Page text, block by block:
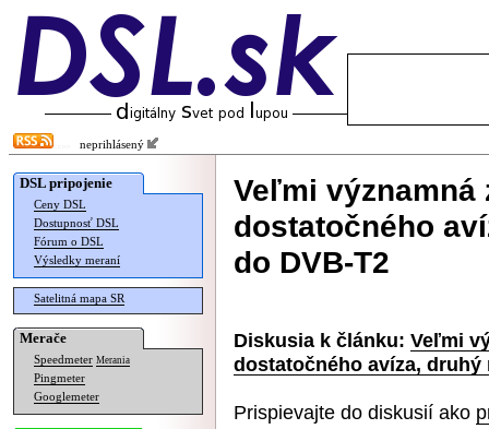
neprihlásený
DSL pripojenie
Ceny DSL
Dostupnosť DSL
Fórum o DSL
Výsledky meraní
Satelitná mapa SR
Merače
Speedmeter Merania
Pingmeter
Googlemeter
Veľmi významná
dostatočného
do DVB-T2
Diskusia k článku: Veľmi
dostatočného avíza,
Prispievajte do diskusií ako